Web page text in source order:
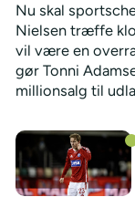
Nu skal
Nielsen træffe
vil være en
gør Tonni
millionsalg til